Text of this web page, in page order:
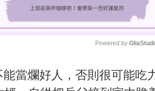
M
Powered by
當爛好人，否則很可能吃